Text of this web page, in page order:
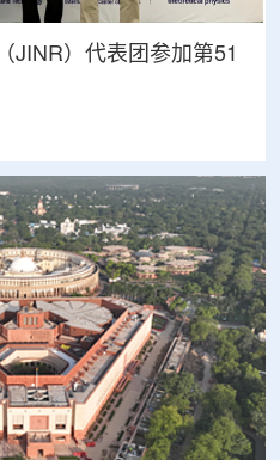
JINR）代表团参加第51